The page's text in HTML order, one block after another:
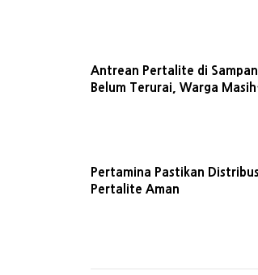
Antrean Pertalite di
Belum Terurai, Warga Masih
Pertamina Pastikan
Pertalite Aman